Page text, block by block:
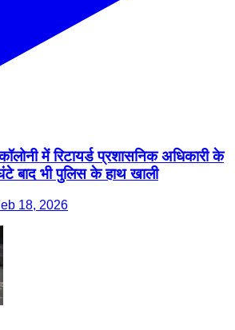
में रिटायर्ड प्रशासनिक अधिकारी के
बाद भी पुलिस के हाथ खाली
18, 2026